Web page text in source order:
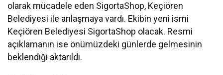
olarak mücadele eden SigortaShop, Keçiören
Belediyesi ile anlaşmaya vardı. Ekibin yeni ismi
Keçiören Belediyesi SigortaShop olacak. Resmi
açıklamanın ise önümüzdeki günlerde gelmesinin
beklendiği aktarıldı.